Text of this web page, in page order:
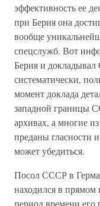
эффективность ее
при Берия она
вообще
спецслужб. Вот
Берия и
систематически,
момент доклада
западной границы
архивах, а многие
преданы гласности
может убедиться.
Посол СССР в
находился в
период времени